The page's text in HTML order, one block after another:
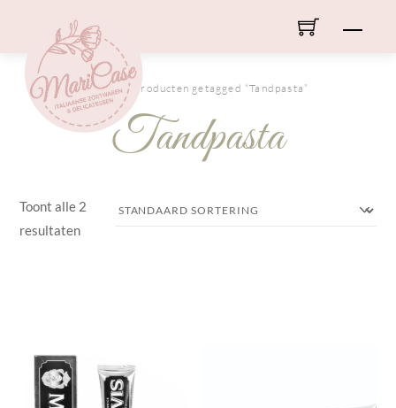
content
HOME / Producten getagged “Tandpasta”
Tandpasta
Toont alle 2
resultaten